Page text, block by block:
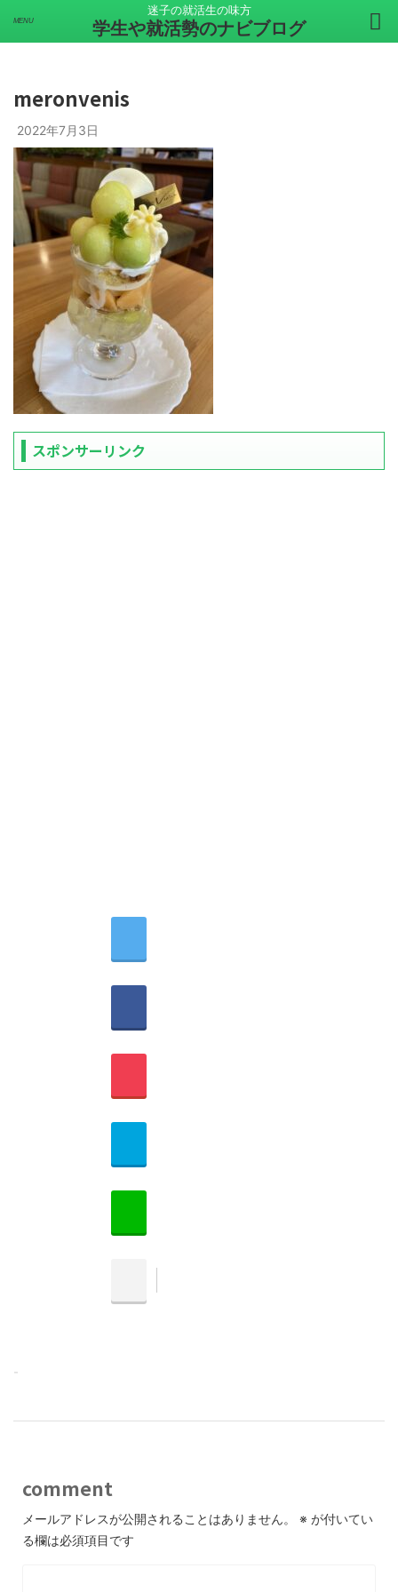
迷子の就活生の味方
学生や就活勢のナビブログ
meronvenis
2022年7月3日
スポンサーリンク
-
comment
メールアドレスが公開されることはありません。 ※ が付いてい
る欄は必須項目です